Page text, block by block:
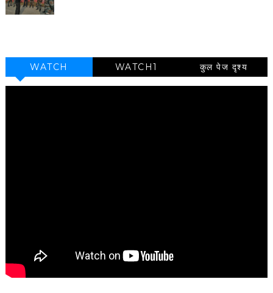
WATCH WATCH1 कुल पेज दृश्य